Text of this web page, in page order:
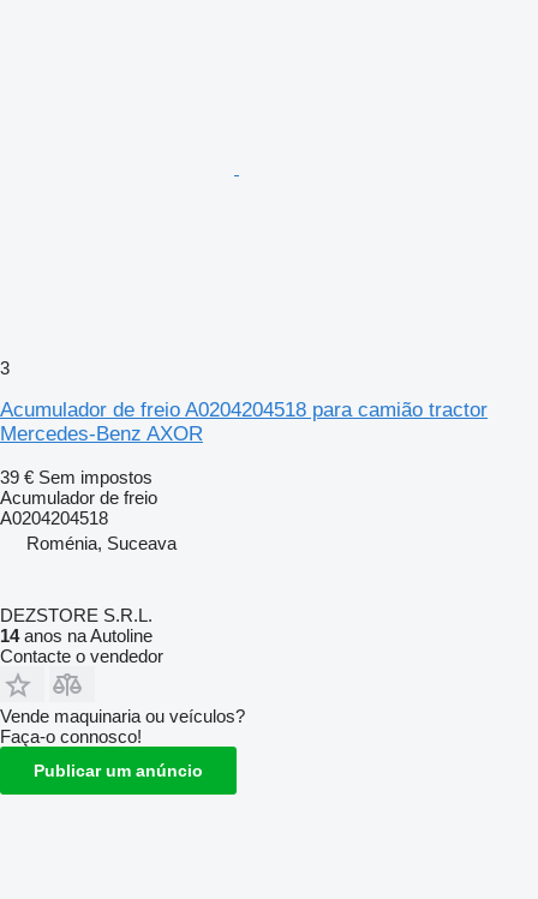
3
Acumulador de freio A0204204518 para camião tractor
Mercedes-Benz AXOR
39 € Sem impostos
Acumulador de freio
A0204204518
Roménia, Suceava
DEZSTORE S.R.L.
14anos na Autoline
Contacte o vendedor
Vende maquinaria ou veículos?
Faça-o connosco!
Publicar um anúncio